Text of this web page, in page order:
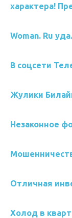
характера!
Woman. Ru
В соцсети
Жулики
Незаконное
Отличная
Холод в